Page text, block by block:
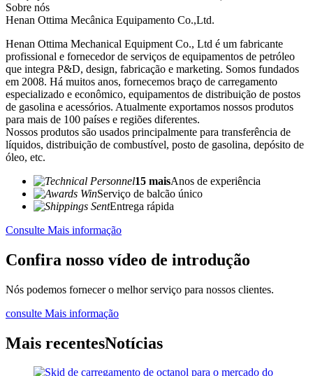
Sobre nós
Henan Ottima Mecânica Equipamento Co.,Ltd.
Henan Ottima Mechanical Equipment Co., Ltd é um fabricante
profissional e fornecedor de serviços de equipamentos de petróleo
que integra P&D, design, fabricação e marketing. Somos fundados
em 2008. Há muitos anos, fornecemos braço de carregamento
especializado e econômico, equipamentos de distribuição de postos
de gasolina e acessórios. Atualmente exportamos nossos produtos
para mais de 100 países e regiões diferentes.
Nossos produtos são usados ​​principalmente para transferência de
líquidos, distribuição de combustível, posto de gasolina, depósito de
óleo, etc.
15 maisAnos de experiência
Serviço de balcão único
Entrega rápida
Consulte Mais informação
Confira nosso vídeo de introdução
Nós podemos fornecer o melhor serviço para nossos clientes.
consulte Mais informação
Mais recentesNotícias